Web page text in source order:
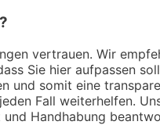
vertrauen. Wir
Sie hier aufpassen
und somit eine
Fall weiterhelfen.
Handhabung